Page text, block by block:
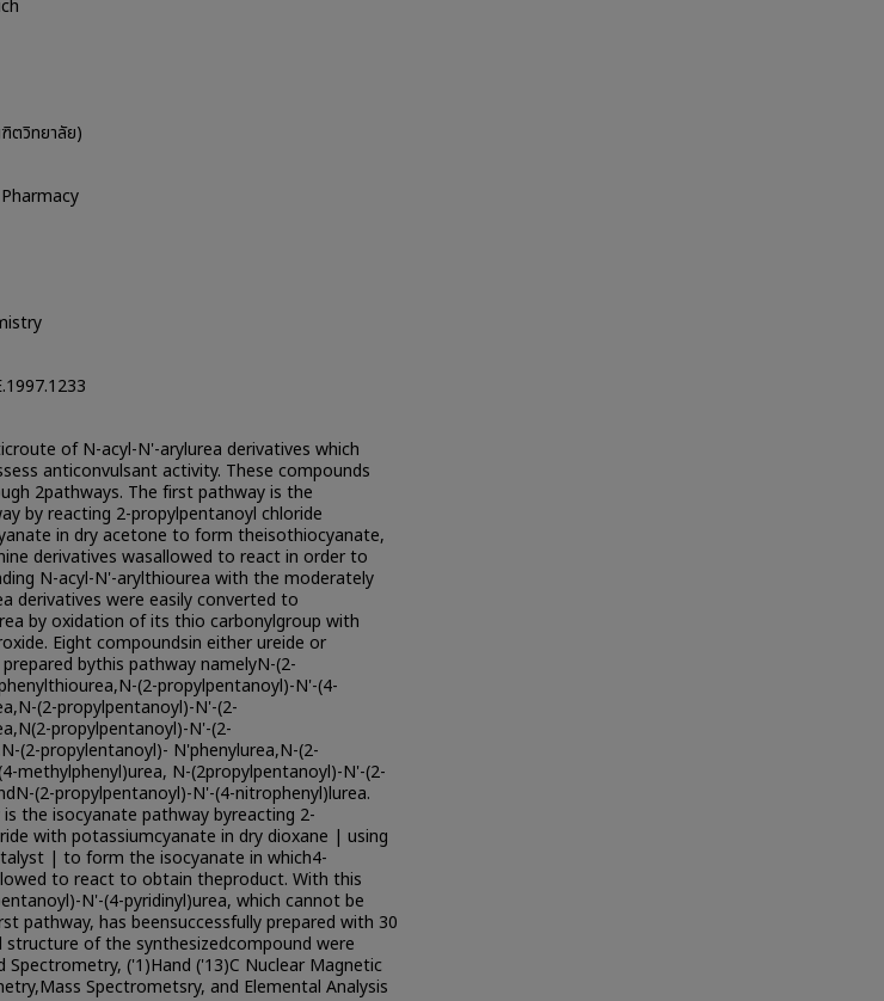
ตวิทยาลัย)
of N-acyl-N'-arylurea derivatives which
anticonvulsant activity. These compounds
2pathways. The first pathway is the
by reacting 2-propylpentanoyl chloride
in dry acetone to form theisothiocyanate,
derivatives wasallowed to react in order to
N-acyl-N'-arylthiourea with the moderately
derivatives were easily converted to
by oxidation of its thio carbonylgroup with
Eight compoundsin either ureide or
bythis pathway namelyN-(2-
(2-propylpentanoyl)-N'-(4-
(2-propylpentanoyl)-N'-(2-
propylpentanoyl)-N'-(2-
(2-propylentanoyl)- N'phenylurea,N-(2-
methylphenyl)urea, N-(2propylpentanoyl)-N'-(2-
(2-propylpentanoyl)-N'-(4-nitrophenyl)lurea.
the isocyanate pathway byreacting 2-
with potassiumcyanate in dry dioxane | using
| to form the isocyanate in which4-
to react to obtain theproduct. With this
N'-(4-pyridinyl)urea, which cannot be
pathway, has beensuccessfully prepared with 30
structure of the synthesizedcompound were
Spectrometry, ('1)Hand ('13)C Nuclear Magnetic
Spectrometsry, and Elemental Analysis